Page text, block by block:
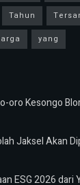
Tahun
yang
oro Kesongo
Jaksel Akan
ESG 2026 dari